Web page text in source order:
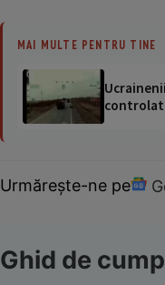
MAI MULTE PENTRU TINE
controlat
Urmărește-ne pe
Ghid de